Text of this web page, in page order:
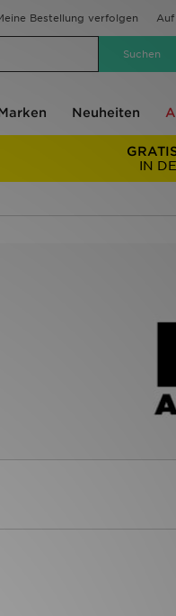
Bestellung verfolgen
Neuheiten
IN